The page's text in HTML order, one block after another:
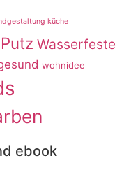
küche
Wasserfeste
wohnidee
ebook